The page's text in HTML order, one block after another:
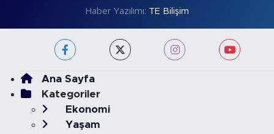
Haber Yazılımı: TE Bilişim
Ana Sayfa
Kategoriler
Ekonomi
Yaşam